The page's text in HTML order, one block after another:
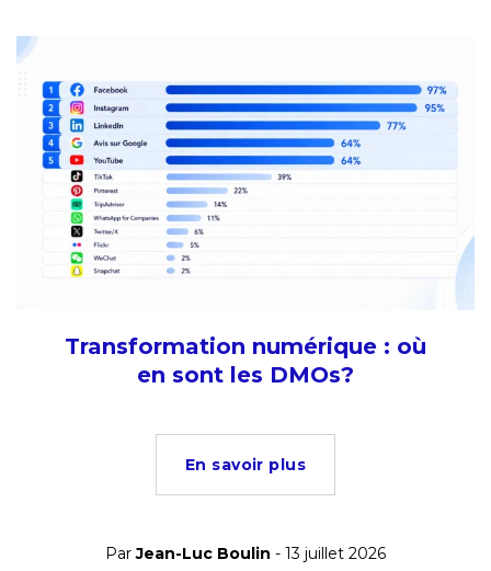
Transformation numérique : où
en sont les DMOs?
En savoir plus
ParJean-Luc Boulin - 13 juillet 2026